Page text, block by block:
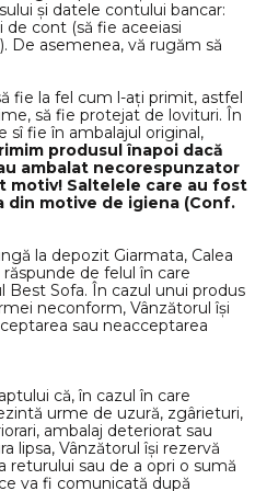
și datele contului bancar:
cont (să fie aceeiasi
De asemenea, vă rugăm să
fie la fel cum l-ați primit, astfel
să fie protejat de lovituri. În
sî fie în ambalajul original,
produsul înapoi dacă
ambalat necorespunzator
motiv! Saltelele care au fost
motive de igiena (Conf.
la depozit Giarmata, Calea
răspunde de felul în care
Best Sofa. În cazul unui produs
neconform, Vânzătorul își
sau neacceptarea
că, în cazul în care
urme de uzură, zgârieturi,
ambalaj deteriorat sau
lipsa, Vânzătorul își rezervă
returului sau de a opri o sumă
va fi comunicată după